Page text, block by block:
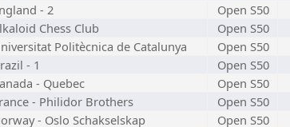
- 2 Open S50
Chess Club Open S50
Politècnica de Catalunya Open S50
- 1 Open S50
- Quebec Open S50
- Philidor Brothers Open S50
- Oslo Schakselskap Open S50